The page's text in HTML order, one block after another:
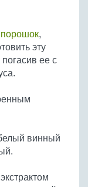
порошок,
эту
ее с
винный